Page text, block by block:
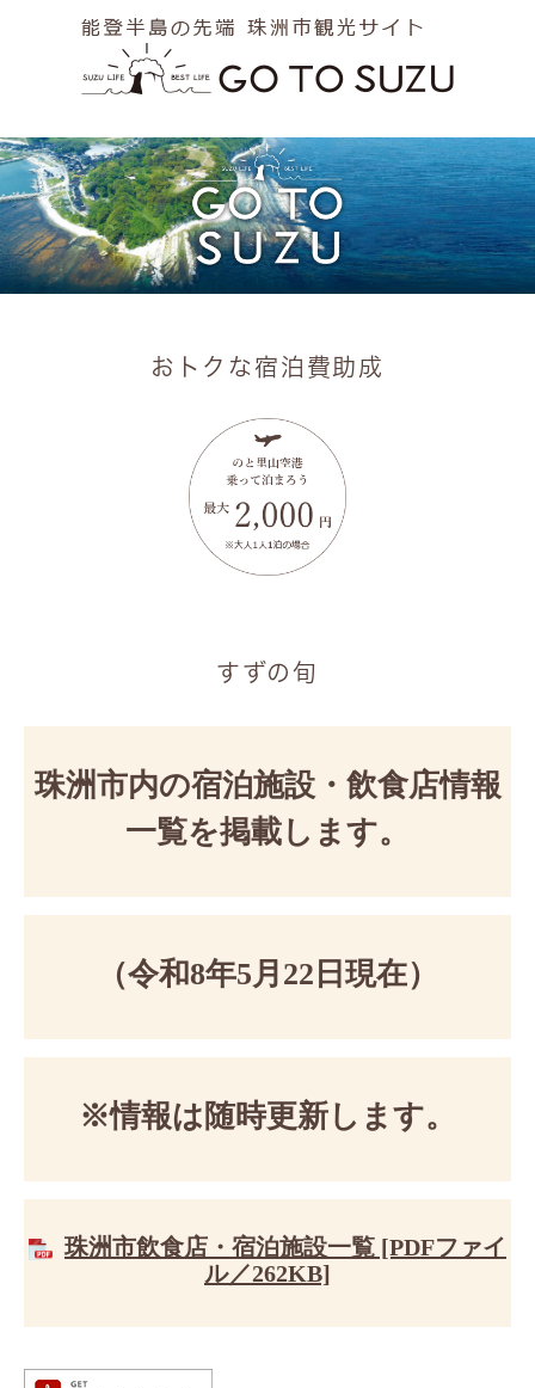
頭
で
。
飛
ば
て
本
文
おトクな宿泊費助成
すずの旬
珠洲市内の宿泊施設・飲食店情報
一覧を掲載します。
（令和8年5月22日現在）
※情報は随時更新します。
珠洲市飲食店・宿泊施設一覧 [PDFファイ
ル／262KB]